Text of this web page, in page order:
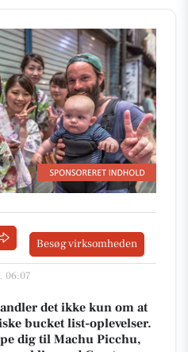
Besøg virksomheden
06:07
det ikke kun om at
bucket list-oplevelser.
dig til Machu Picchu,